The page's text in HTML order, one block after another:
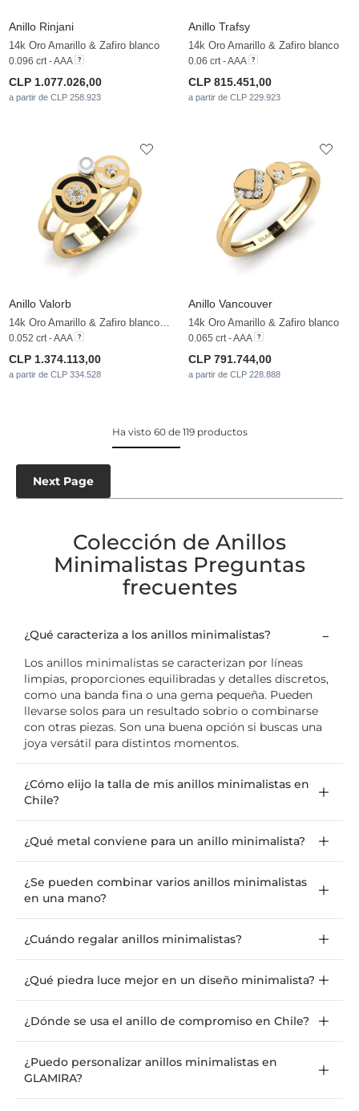
Anillo Rinjani
14k Oro Amarillo & Zafiro blanco
0.096 crt - AAA
CLP 1.077.026,00
a partir de CLP 258.923
Anillo Trafsy
14k Oro Amarillo & Zafiro blanco
0.06 crt - AAA
CLP 815.451,00
a partir de CLP 229.923
Anillo Valorb
14k Oro Amarillo & Zafiro blanco & Perla blanca
0.052 crt - AAA
CLP 1.374.113,00
a partir de CLP 334.528
Anillo Vancouver
14k Oro Amarillo & Zafiro blanco
0.065 crt - AAA
CLP 791.744,00
a partir de CLP 228.888
Ha visto 60 de 119 productos
Next Page
Colección de Anillos
Minimalistas Preguntas
frecuentes
¿Qué caracteriza a los anillos minimalistas?
Los anillos minimalistas se caracterizan por líneas
limpias, proporciones equilibradas y detalles discretos,
como una banda fina o una gema pequeña. Pueden
llevarse solos para un resultado sobrio o combinarse
con otras piezas. Son una buena opción si buscas una
joya versátil para distintos momentos.
¿Cómo elijo la talla de mis anillos minimalistas en
Chile?
¿Qué metal conviene para un anillo minimalista?
¿Se pueden combinar varios anillos minimalistas
en una mano?
¿Cuándo regalar anillos minimalistas?
¿Qué piedra luce mejor en un diseño minimalista?
¿Dónde se usa el anillo de compromiso en Chile?
¿Puedo personalizar anillos minimalistas en
GLAMIRA?